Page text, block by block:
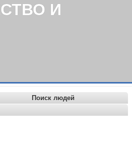
И
Поиск людей